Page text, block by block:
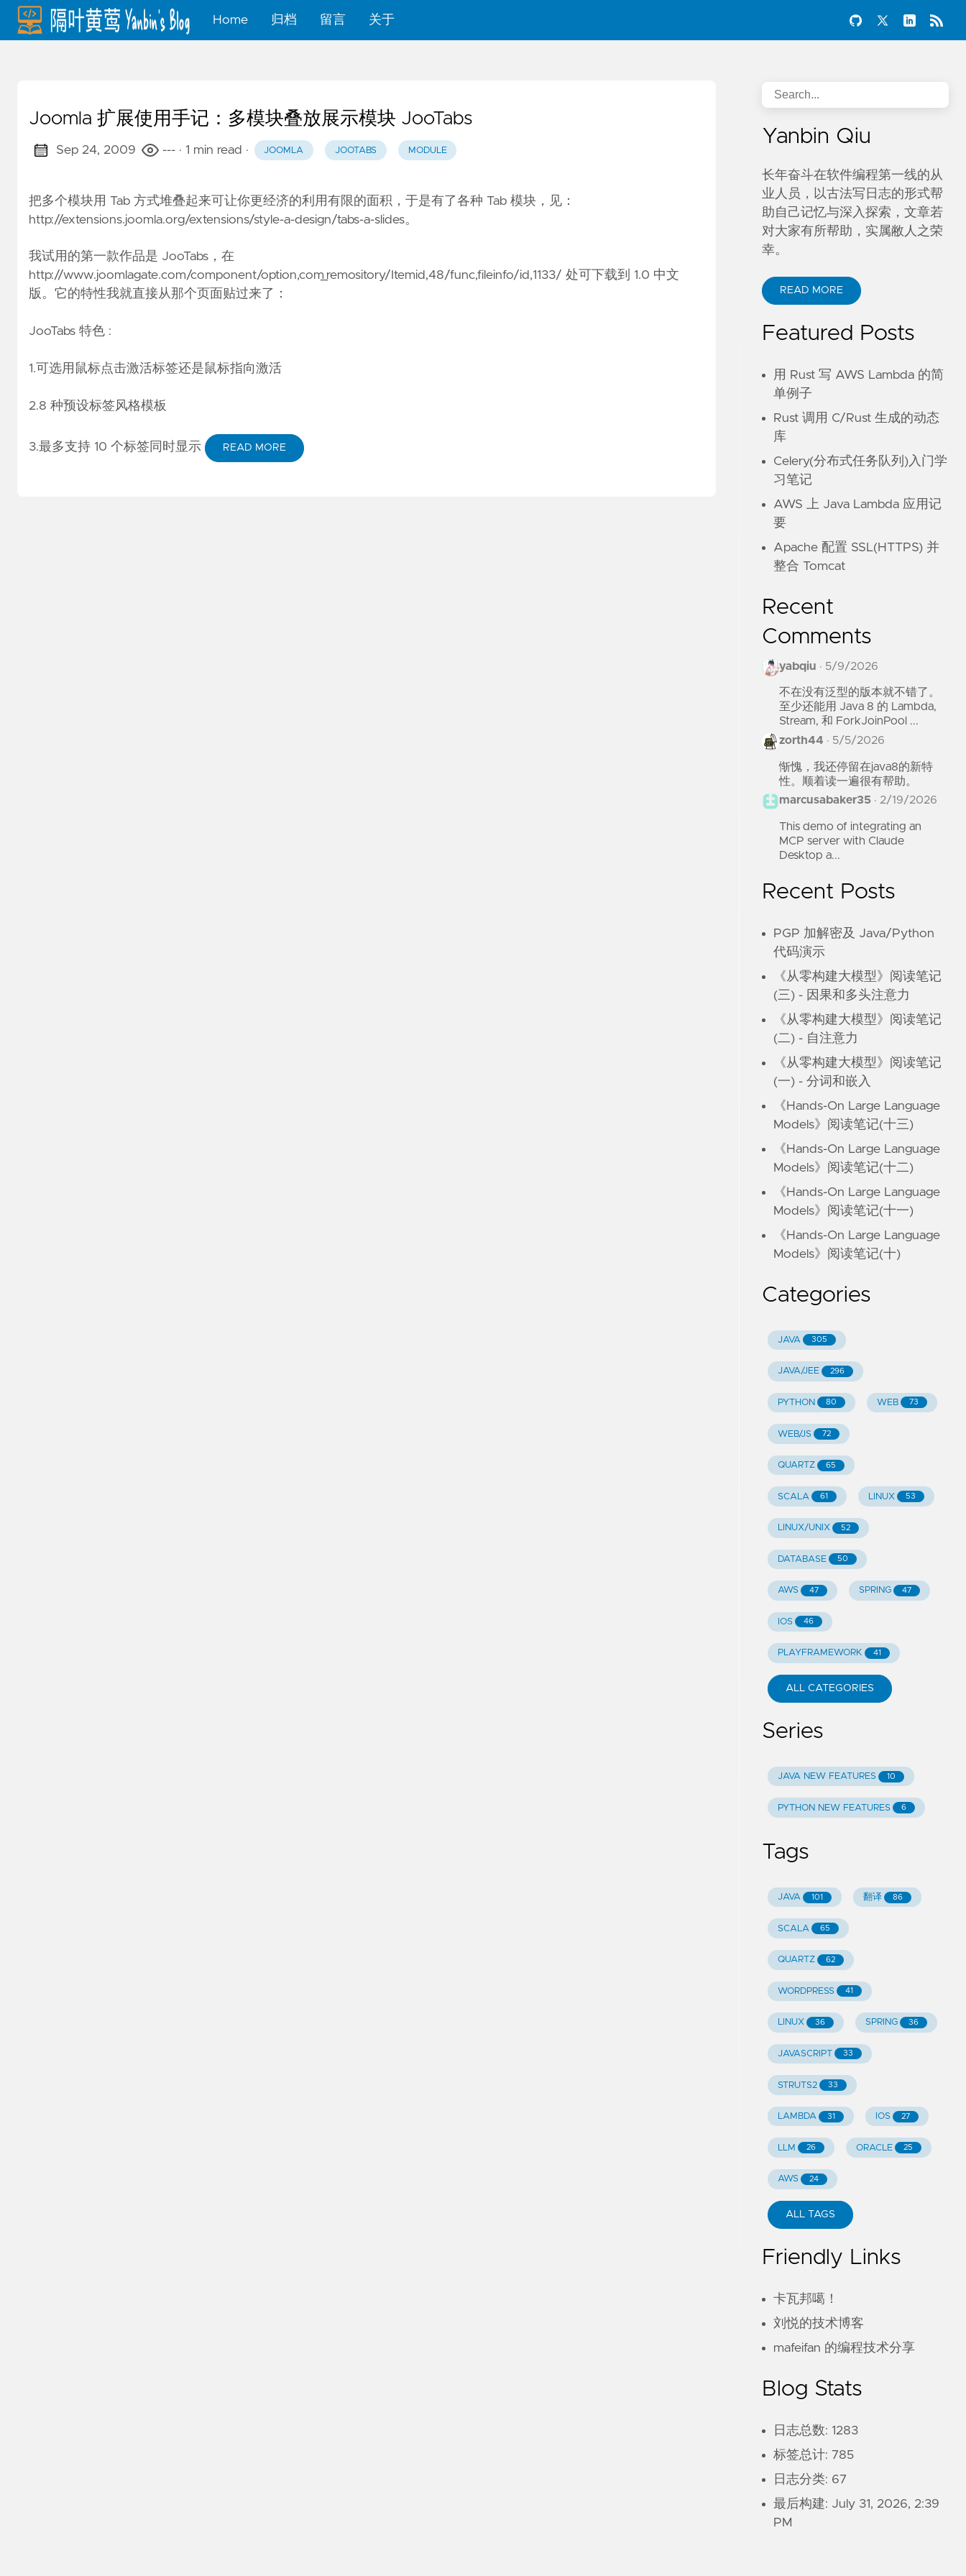
Home 归档 留言 关于
Joomla 扩展使用手记：多模块叠放展示模块 JooTabs
Sep 24, 2009 --- · 1 min read · JOOMLA JOOTABS MODULE
把多个模块用 Tab 方式堆叠起来可让你更经济的利用有限的面积，于是有了各种 Tab 模块，见：
http://extensions.joomla.org/extensions/style-a-design/tabs-a-slides。
我试用的第一款作品是 JooTabs，在
http://www.joomlagate.com/component/option,com_remository/Itemid,48/func,fileinfo/id,1133/ 处可下载到 1.0 中文
版。它的特性我就直接从那个页面贴过来了：
JooTabs 特色 :
1.可选用鼠标点击激活标签还是鼠标指向激活
2.8 种预设标签风格模板
3.最多支持 10 个标签同时显示 READ MORE
Yanbin Qiu
长年奋斗在软件编程第一线的从
业人员，以古法写日志的形式帮
助自己记忆与深入探索，文章若
对大家有所帮助，实属敝人之荣
幸。
READ MORE
Featured Posts
用 Rust 写 AWS Lambda 的简
单例子
Rust 调用 C/Rust 生成的动态
库
Celery(分布式任务队列)入门学
习笔记
AWS 上 Java Lambda 应用记
要
Apache 配置 SSL(HTTPS) 并
整合 Tomcat
Recent
Comments
yabqiu · 5/9/2026
不在没有泛型的版本就不错了。
至少还能用 Java 8 的 Lambda,
Stream, 和 ForkJoinPool ...
zorth44 · 5/5/2026
惭愧，我还停留在java8的新特
性。顺着读一遍很有帮助。
marcusabaker35 · 2/19/2026
This demo of integrating an
MCP server with Claude
Desktop a...
Recent Posts
PGP 加解密及 Java/Python
代码演示
《从零构建大模型》阅读笔记
(三) - 因果和多头注意力
《从零构建大模型》阅读笔记
(二) - 自注意力
《从零构建大模型》阅读笔记
(一) - 分词和嵌入
《Hands-On Large Language
Models》阅读笔记(十三)
《Hands-On Large Language
Models》阅读笔记(十二)
《Hands-On Large Language
Models》阅读笔记(十一)
《Hands-On Large Language
Models》阅读笔记(十)
Categories
JAVA 305
JAVA/JEE 296
PYTHON 80 WEB 73
WEB/JS 72
QUARTZ 65
SCALA 61 LINUX 53
LINUX/UNIX 52
DATABASE 50
AWS 47 SPRING 47
IOS 46
PLAYFRAMEWORK 41
ALL CATEGORIES
Series
JAVA NEW FEATURES 10
PYTHON NEW FEATURES 6
Tags
JAVA 101 翻译 86
SCALA 65
QUARTZ 62
WORDPRESS 41
LINUX 36 SPRING 36
JAVASCRIPT 33
STRUTS2 33
LAMBDA 31 IOS 27
LLM 26 ORACLE 25
AWS 24
ALL TAGS
Friendly Links
卡瓦邦噶！
刘悦的技术博客
mafeifan 的编程技术分享
Blog Stats
日志总数: 1283
标签总计: 785
日志分类: 67
最后构建: July 31, 2026, 2:39
PM